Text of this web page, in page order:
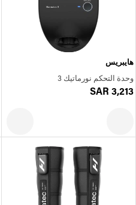
هايبريس
وحدة التحكم نورماتيك 3
SAR 3,213